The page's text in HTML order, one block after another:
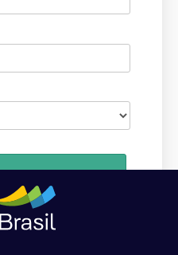
comunicações da ADIT